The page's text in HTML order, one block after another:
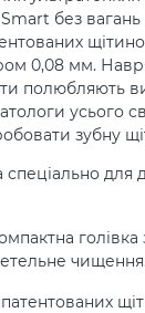
Smart без
0,08 мм.
полюбляють
усього
зубну
для
голівка
чищення.